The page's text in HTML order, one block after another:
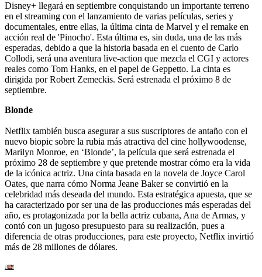
Disney+ llegará en septiembre conquistando un importante terreno
en el streaming con el lanzamiento de varias películas, series y
documentales, entre ellas, la última cinta de Marvel y el remake en
acción real de 'Pinocho'. Esta última es, sin duda, una de las más
esperadas, debido a que la historia basada en el cuento de Carlo
Collodi, será una aventura live-action que mezcla el CGI y actores
reales como Tom Hanks, en el papel de Geppetto. La cinta es
dirigida por Robert Zemeckis. Será estrenada el próximo 8 de
septiembre.
Blonde
Netflix también busca asegurar a sus suscriptores de antaño con el
nuevo biopic sobre la rubia más atractiva del cine hollywoodense,
Marilyn Monroe, en ‘Blonde’, la película que será estrenada el
próximo 28 de septiembre y que pretende mostrar cómo era la vida
de la icónica actriz. Una cinta basada en la novela de Joyce Carol
Oates, que narra cómo Norma Jeane Baker se convirtió en la
celebridad más deseada del mundo. Esta estratégica apuesta, que se
ha caracterizado por ser una de las producciones más esperadas del
año, es protagonizada por la bella actriz cubana, Ana de Armas, y
contó con un jugoso presupuesto para su realización, pues a
diferencia de otras producciones, para este proyecto, Netflix invirtió
más de 28 millones de dólares.